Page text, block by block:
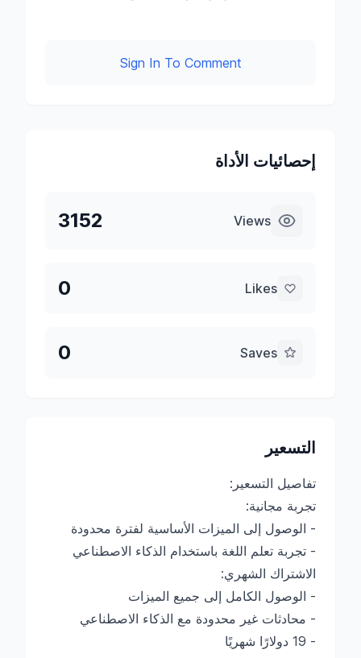
Sign In To Comment
إحصائيات الأداة
Views
3152
Likes
0
Saves
0
التسعير
تفاصيل التسعير:
تجربة مجانية:
- الوصول إلى الميزات الأساسية لفترة محدودة
- تجربة تعلم اللغة باستخدام الذكاء الاصطناعي
الاشتراك الشهري:
- الوصول الكامل إلى جميع الميزات
- محادثات غير محدودة مع الذكاء الاصطناعي
- 19 دولارًا شهريًا